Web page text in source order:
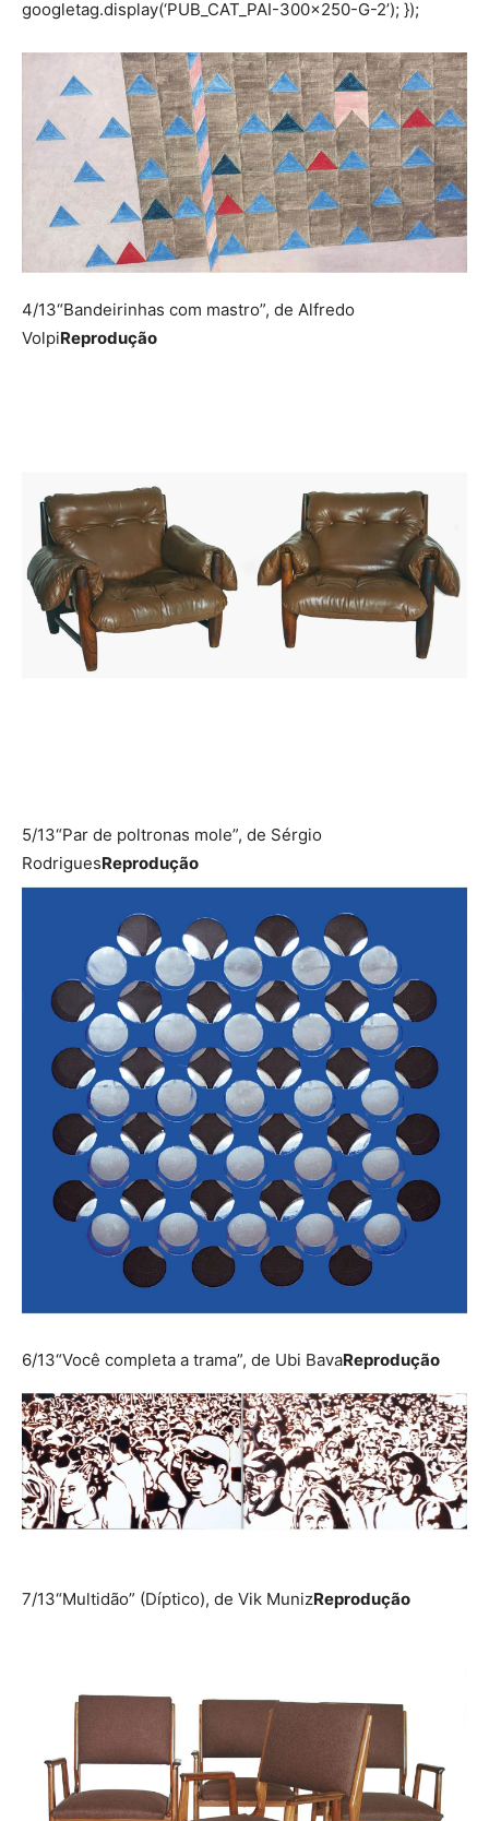
googletag.display(‘PUB_CAT_PAI-300×250-G-2’); });
4/13“Bandeirinhas com mastro”, de Alfredo
VolpiReprodução
5/13“Par de poltronas mole”, de Sérgio
RodriguesReprodução
6/13“Você completa a trama”, de Ubi BavaReprodução
7/13“Multidão” (Díptico), de Vik MunizReprodução